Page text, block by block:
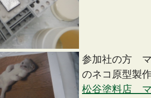
参加社の方
のネコ原型製
松谷塗料店